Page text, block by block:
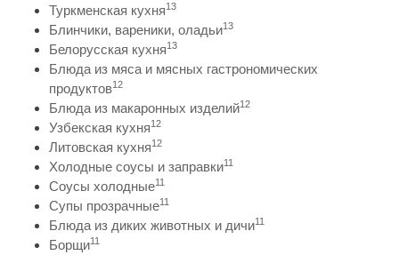
Туркменская кухня13
Блинчики, вареники, оладьи13
Белорусская кухня13
Блюда из мяса и мясных гастрономических
продуктов12
Блюда из макаронных изделий12
Узбекская кухня12
Литовская кухня12
Холодные соусы и заправки11
Соусы холодные11
Супы прозрачные11
Блюда из диких животных и дичи11
Борщи11